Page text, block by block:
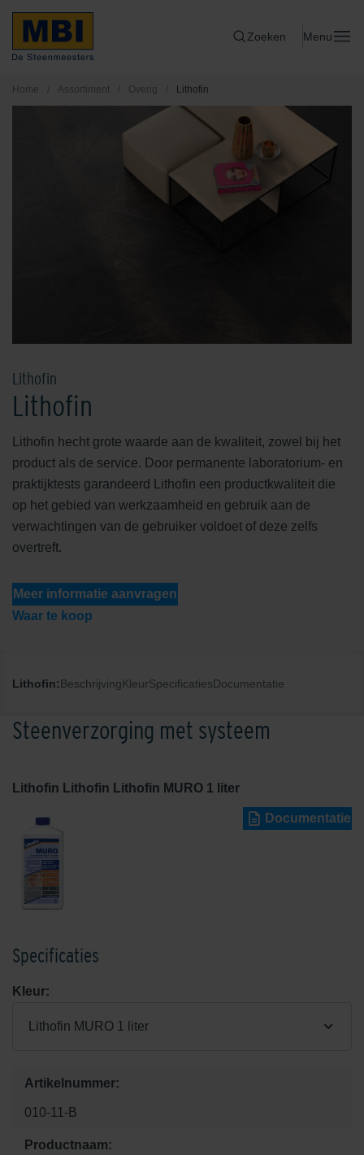
Zoeken Menu
Home / Assortiment / Overig / Lithofin
Lithofin
Lithofin
Lithofin hecht grote waarde aan de kwaliteit, zowel bij het
product als de service. Door permanente laboratorium- en
praktijktests garandeerd Lithofin een productkwaliteit die
op het gebied van werkzaamheid en gebruik aan de
verwachtingen van de gebruiker voldoet of deze zelfs
overtreft.
Meer informatie aanvragen
Waar te koop
Lithofin:BeschrijvingKleurSpecificatiesDocumentatie
Steenverzorging met systeem
Lithofin Lithofin Lithofin MURO 1 liter
Documentatie
Specificaties
Kleur:
Lithofin MURO 1 liter
Artikelnummer:
010-11-B
Productnaam: